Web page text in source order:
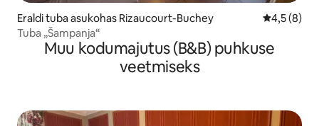
Eraldi tuba asukohas Rizaucourt-Buchey Keskmine
4,5 (8)
Tuba „Šampanja“
Muu kodumajutus (B&B) puhkuse
veetmiseks